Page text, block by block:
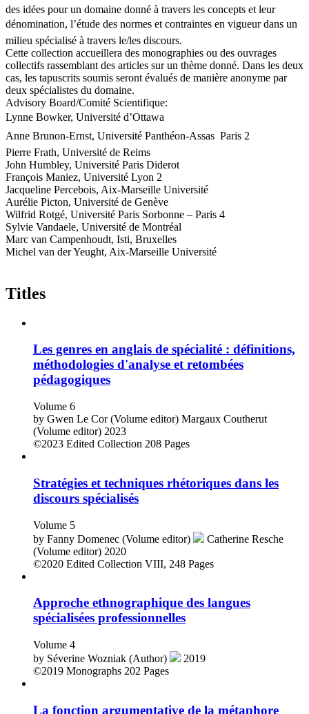
des idées pour un domaine donné à travers les concepts et leur
dénomination, l’étude des normes et contraintes en vigueur dans un
milieu spécialisé à travers le/les discours.
Cette collection accueillera des monographies ou des ouvrages
collectifs rassemblant des articles sur un thème donné. Dans les deux
cas, les tapuscrits soumis seront évalués de manière anonyme par
deux spécialistes du domaine.
Advisory Board/Comité Scientifique:
Lynne Bowker, Université d’Ottawa
Anne Brunon-Ernst, Université Panthéon-Assas  Paris 2
Pierre Frath, Université de Reims
John Humbley, Université Paris Diderot
François Maniez, Université Lyon 2
Jacqueline Percebois, Aix-Marseille Université
Aurélie Picton, Université de Genève
Wilfrid Rotgé, Université Paris Sorbonne – Paris 4
Sylvie Vandaele, Université de Montréal
Marc van Campenhoudt, Isti, Bruxelles
Michel van der Yeught, Aix-Marseille Université
Titles
Les genres en anglais de spécialité : définitions,
méthodologies d'analyse et retombées
pédagogiques
Volume 6
by Gwen Le Cor (Volume editor) Margaux Coutherut
(Volume editor) 2023
©2023 Edited Collection 208 Pages
Stratégies et techniques rhétoriques dans les
discours spécialisés
Volume 5
by Fanny Domenec (Volume editor)
Catherine Resche
(Volume editor) 2020
©2020 Edited Collection VIII, 248 Pages
Approche ethnographique des langues
spécialisées professionnelles
Volume 4
by Séverine Wozniak (Author)
2019
©2019 Monographs 202 Pages
La fonction argumentative de la métaphore